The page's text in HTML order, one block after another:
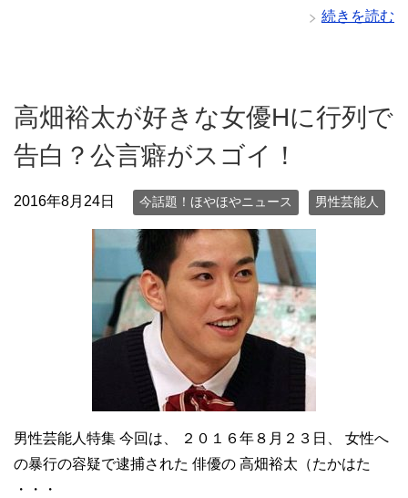
続きを読む
高畑裕太が好きな女優Hに行列で
告白？公言癖がスゴイ！
2016年8月24日 今話題！ほやほやニュース 男性芸能人
男性芸能人特集 今回は、 ２０１６年８月２３日、 女性へ
の暴行の容疑で逮捕された 俳優の 高畑裕太（たかはた
・・・